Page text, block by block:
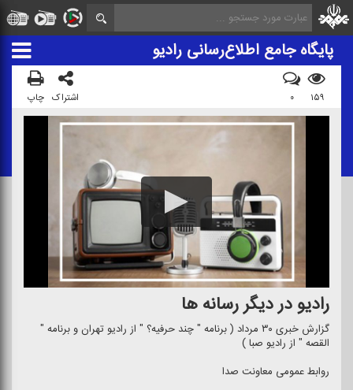
پایگاه جامع اطلاع‌رسانی رادیو
۱۵۹ ۰ اشتراک چاپ
رادیو در دیگر رسانه ها
گزارش خبری ۳۰ مرداد ( برنامه " چند حرفیه؟ " از رادیو تهران و برنامه "
القصه " از رادیو صبا )
روابط عمومی معاونت صدا